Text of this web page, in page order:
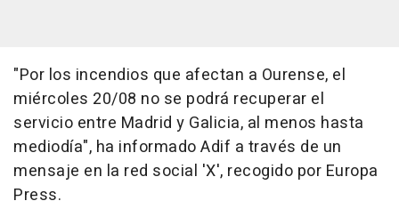
"Por los incendios que afectan a Ourense, el
miércoles 20/08 no se podrá recuperar el
servicio entre Madrid y Galicia, al menos hasta
mediodía", ha informado Adif a través de un
mensaje en la red social 'X', recogido por Europa
Press.